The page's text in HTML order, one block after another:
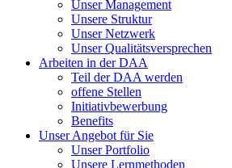
Unser Management
Unsere Struktur
Unser Netzwerk
Unser Qualitätsversprechen
Arbeiten in der DAA
Teil der DAA werden
offene Stellen
Initiativbewerbung
Benefits
Unser Angebot für Sie
Unser Portfolio
Unsere Lernmethoden